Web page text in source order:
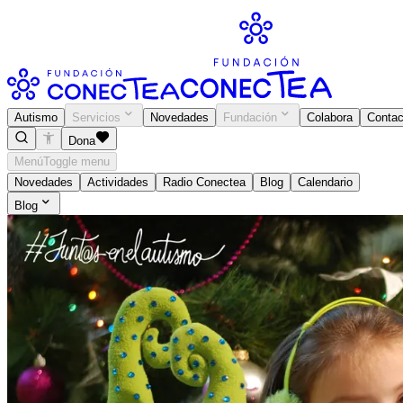
Autismo Servicios Novedades Fundación Colabora
Dona
MenúToggle menu
Novedades
Actividades Radio Conectea Blog
Calendario
Blog